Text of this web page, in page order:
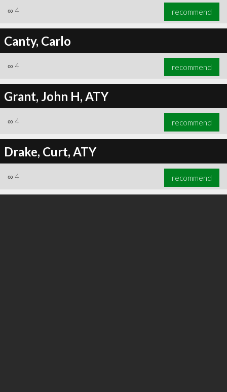
∞ 4 recommend
Canty, Carlo
∞ 4 recommend
Grant, John H, ATY
∞ 4 recommend
Drake, Curt, ATY
∞ 4 recommend